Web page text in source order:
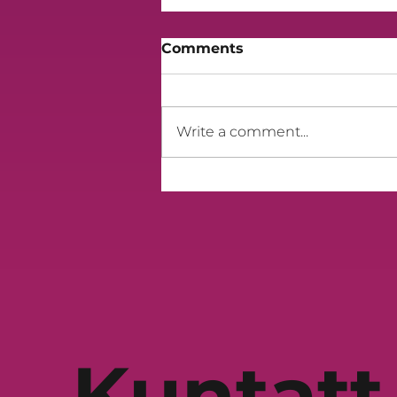
‘Nistaqsi’ - il-kanzunetta
Comments
Write a comment...